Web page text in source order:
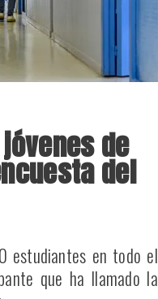
de
del
estudiantes en todo el
que ha llamado la